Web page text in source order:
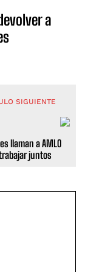
a
SIGUIENTE
llaman a AMLO
juntos